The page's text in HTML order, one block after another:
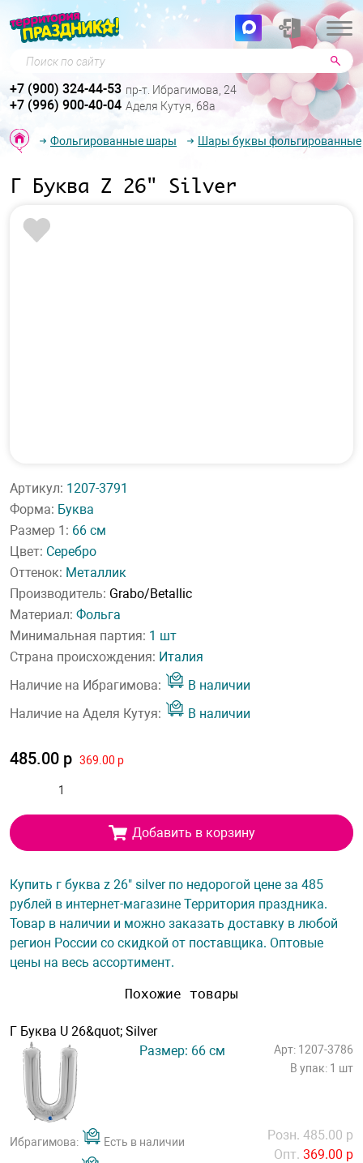
Поиск по сайту
+7 (900) 324-44-53 пр-т. Ибрагимова, 24
+7 (996) 900-40-04 Аделя Кутуя, 68а
Фольгированные шары Шары буквы фольгированные
Г Буква Z 26" Silver
Артикул: 1207-3791
Форма: Буква
Размер 1: 66 см
Цвет: Серебро
Оттенок: Металлик
Производитель: Grabo/Betallic
Материал: Фольга
Минимальная партия: 1 шт
Страна происхождения: Италия
Наличие на Ибрагимова:
В наличии
Наличие на Аделя Кутуя:
В наличии
485.00 р 369.00 р
Добавить в корзину
Купить г буква z 26" silver по недорогой цене за 485
рублей в интернет-магазине Территория праздника.
Товар в наличии и можно заказать доставку в любой
регион России со скидкой от поставщика. Оптовые
цены на весь ассортимент.
Похожие товары
Г Буква U 26&quot; Silver
Размер: 66 см
Арт: 1207-3786
В упак: 1 шт
Ибрагимова: Есть в наличии
Розн. 485.00 р
Опт. 369.00 р